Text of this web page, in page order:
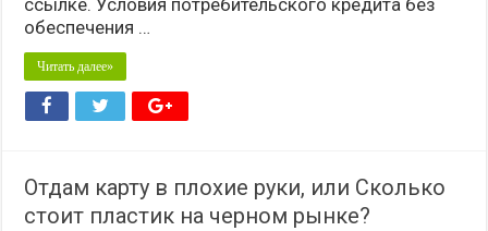
ссылке. Условия потребительского кредита без
обеспечения …
Читать далее»
Отдам карту в плохие руки, или Сколько
стоит пластик на черном рынке?